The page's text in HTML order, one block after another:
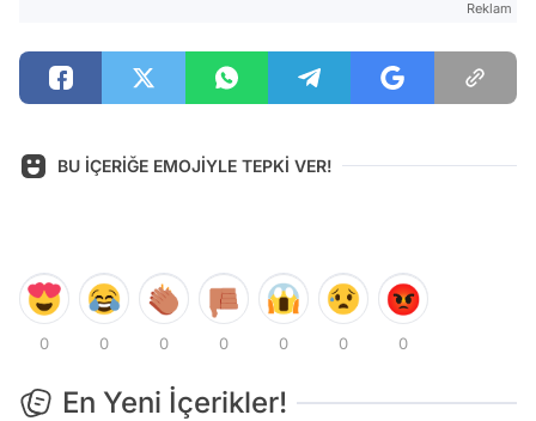
Reklam
BU İÇERİĞE EMOJİYLE TEPKİ VER!
0 0 0 0 0 0 0
En Yeni İçerikler!